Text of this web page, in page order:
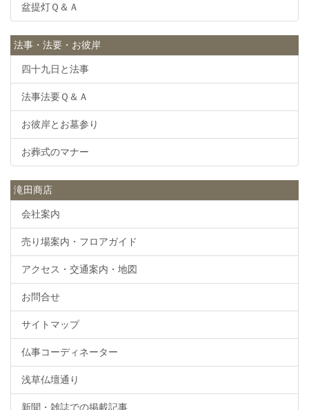
盆提灯Ｑ＆Ａ
法事・法要・お彼岸
四十九日と法事
法事法要Ｑ＆Ａ
お彼岸とお墓参り
お葬式のマナー
滝田商店
会社案内
売り場案内・フロアガイド
アクセス・交通案内・地図
お問合せ
サイトマップ
仏事コーディネーター
浅草仏壇通り
新聞・雑誌での掲載記事